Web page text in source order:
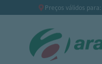
Preços válidos para: